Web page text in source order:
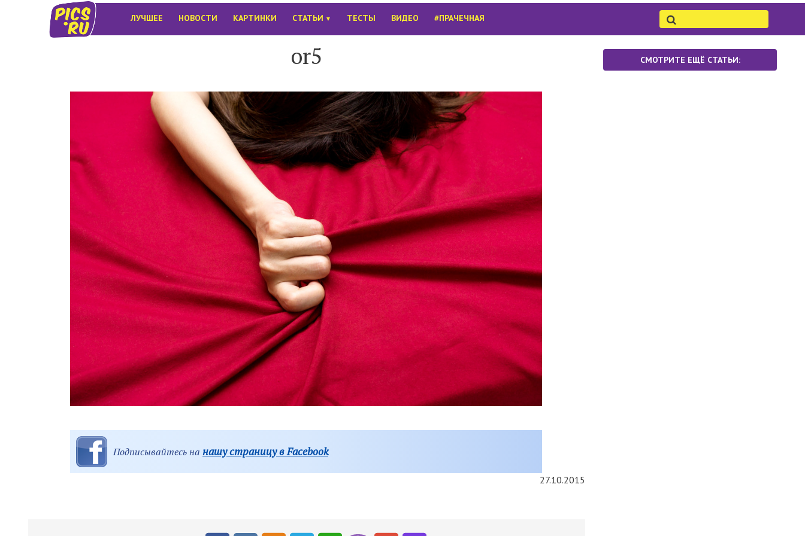
ЛУЧШЕЕ НОВОСТИ КАРТИНКИ СТАТЬИ ▼ ТЕСТЫ ВИДЕО #ПРАЧЕЧНАЯ
or5
Подписывайтесь на нашу страницу в Facebook
27.10.2015
СМОТРИТЕ ЕЩЁ СТАТЬИ: